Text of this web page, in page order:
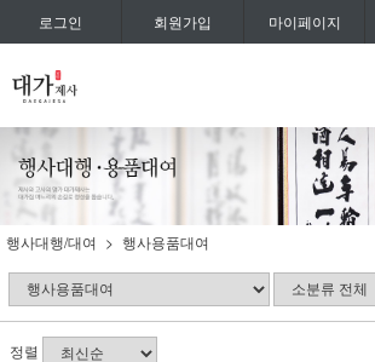
로그인 회원가입 마이페이지
행사대행/대여 행사용품대여
정렬